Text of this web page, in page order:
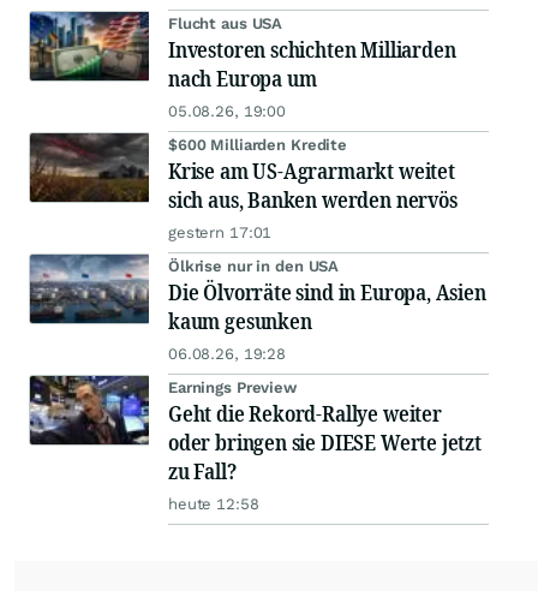
Flucht aus USA
Investoren schichten Milliarden
nach Europa um
05.08.26, 19:00
$600 Milliarden Kredite
Krise am US-Agrarmarkt weitet
sich aus, Banken werden nervös
gestern 17:01
Ölkrise nur in den USA
Die Ölvorräte sind in Europa, Asien
kaum gesunken
06.08.26, 19:28
Earnings Preview
Geht die Rekord-Rallye weiter
oder bringen sie DIESE Werte jetzt
zu Fall?
heute 12:58